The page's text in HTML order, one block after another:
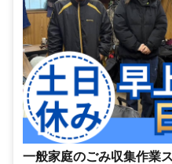
一般家庭のごみ収集作業